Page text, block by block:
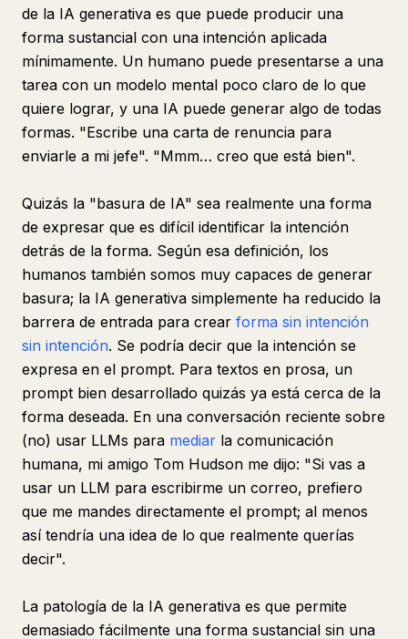
de la IA generativa es que puede producir una
forma sustancial con una intención aplicada
mínimamente. Un humano puede presentarse a una
tarea con un modelo mental poco claro de lo que
quiere lograr, y una IA puede generar algo de todas
formas. "Escribe una carta de renuncia para
enviarle a mi jefe". "Mmm… creo que está bien".
Quizás la "basura de IA" sea realmente una forma
de expresar que es difícil identificar la intención
detrás de la forma. Según esa definición, los
humanos también somos muy capaces de generar
basura; la IA generativa simplemente ha reducido la
barrera de entrada para crear forma sin intención
sin intención. Se podría decir que la intención se
expresa en el prompt. Para textos en prosa, un
prompt bien desarrollado quizás ya está cerca de la
forma deseada. En una conversación reciente sobre
(no) usar LLMs para mediar la comunicación
humana, mi amigo Tom Hudson me dijo: "Si vas a
usar un LLM para escribirme un correo, prefiero
que me mandes directamente el prompt; al menos
así tendría una idea de lo que realmente querías
decir".
La patología de la IA generativa es que permite
demasiado fácilmente una forma sustancial sin una